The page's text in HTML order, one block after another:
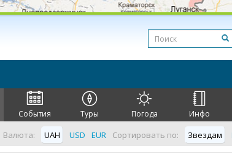
События Туры Погода Инфо
Сортировать по: Звездам
Валюта: UAH USD EUR